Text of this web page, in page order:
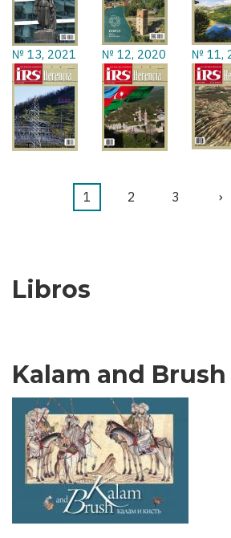
№ 13, 2021 № 12, 2020 № 11,
Paginación
Página
1 Página
2 Página
3 ›
Libros
Kalam and Brush